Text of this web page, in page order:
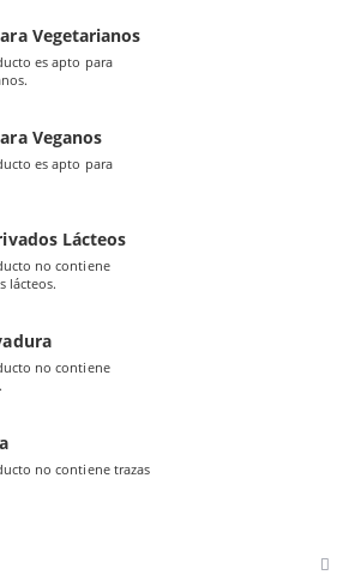
Vegetarianos
es apto para
Veganos
es apto para
Lácteos
no contiene
lácteos.
no contiene
no contiene trazas